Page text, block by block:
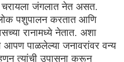
चरायला जंगलात नेत असत.
पशुपालन करतात आणि
रानामध्ये नेतात. अशा
आपण पाळलेल्या जनावरांवर वन्य
त्यांची उपासना करून